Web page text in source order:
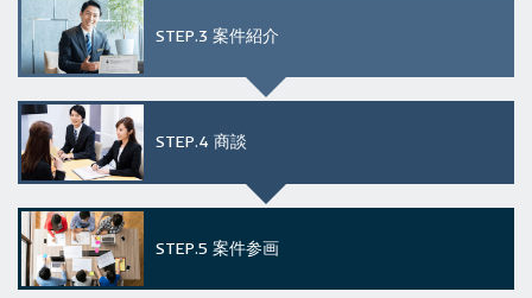
STEP.3 案件紹介
STEP.4 商談
STEP.5 案件参画